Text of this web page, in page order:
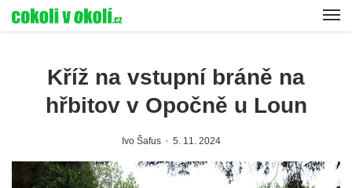
Kříž na vstupní bráně na
hřbitov v Opočně u Loun
Ivo Šafus 5. 11. 2024